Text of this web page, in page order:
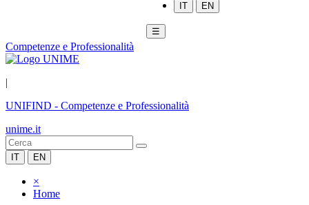
IT EN
☰
Competenze e Professionalità
|
UNIFIND - Competenze e Professionalità
unime.it
IT EN
×
Home